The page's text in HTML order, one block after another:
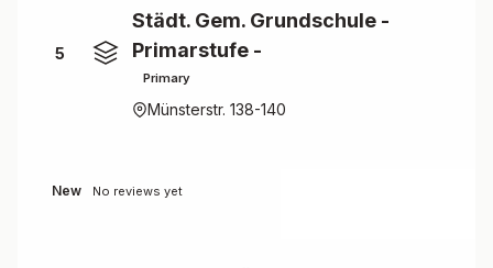
5
Städt. Gem. Grundschule -
Primarstufe -
Primary
Münsterstr. 138-140
New No reviews yet